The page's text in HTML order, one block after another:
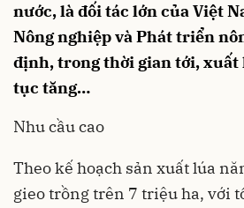
nước, là đối tác lớn của Việt
Nông nghiệp và Phát triển
định, trong thời gian tới, xuất
tục tăng…
Nhu cầu cao
Theo kế hoạch sản xuất lúa
gieo trồng trên 7 triệu ha, với